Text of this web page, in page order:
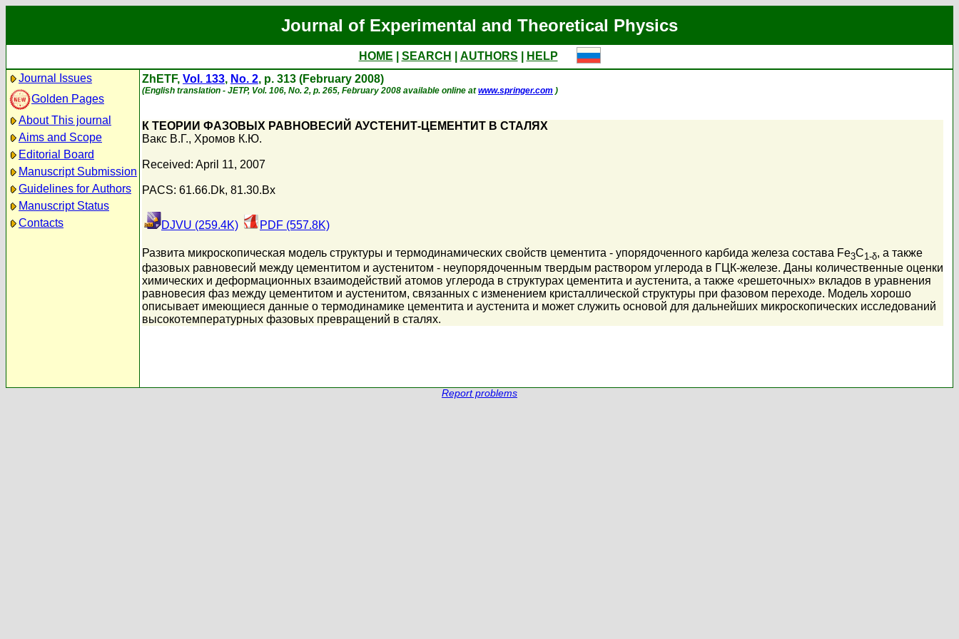
Journal of Experimental and Theoretical Physics
HOME SEARCH AUTHORS
HELP
Journal Issues
Golden Pages
About This journal
Aims and Scope
Editorial Board
Manuscript Submission
Guidelines for Authors
Manuscript Status
Contacts
ZhETF, Vol. 133, No. 2, p. 313 (February 2008)
(English translation - JETP, Vol. 106, No. 2, p. 265, February 2008 available online atwww.springer.com )
К ТЕОРИИ ФАЗОВЫХ РАВНОВЕСИЙ АУСТЕНИТ-ЦЕМЕНТИТ В СТАЛЯХ
Вакс В.Г., Хромов К.Ю.
Received: April 11, 2007
PACS: 61.66.Dk, 81.30.Bx
DJVU (259.4K) PDF (557.8K)
Развита микроскопическая модель структуры и термодинамических свойств цементита - упорядоченного карбида железа состава Fe3C1-δ, а также
фазовых равновесий между цементитом и аустенитом - неупорядоченным твердым раствором углерода в ГЦК-железе. Даны количественные оценки
химических и деформационных взаимодействий атомов углерода в структурах цементита и аустенита, а также «решеточных» вкладов в уравнения
равновесия фаз между цементитом и аустенитом, связанных с изменением кристаллической структуры при фазовом переходе. Модель хорошо
описывает имеющиеся данные о термодинамике цементита и аустенита и может служить основой для дальнейших микроскопических исследований
высокотемпературных фазовых превращений в сталях.
Report problems